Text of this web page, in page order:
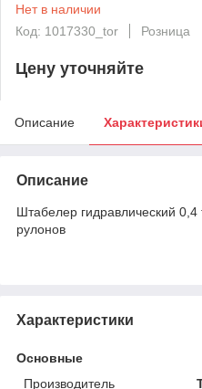
Нет в наличии
Код: 1017330_tor
Розница
Цену уточняйте
Описание
Описание
Штабелер гидравлический
рулонов
Характеристики
Основные
Производитель